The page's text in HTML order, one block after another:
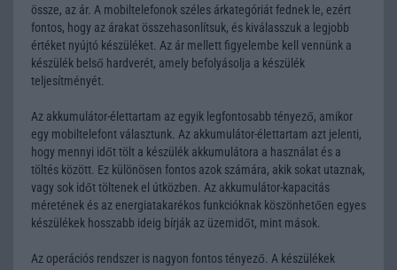
össze, az ár. A mobiltelefonok széles árkategóriát fednek le, ezért
fontos, hogy az árakat összehasonlítsuk, és kiválasszuk a legjobb
értéket nyújtó készüléket. Az ár mellett figyelembe kell vennünk a
készülék belső hardverét, amely befolyásolja a készülék
teljesítményét.
Az akkumulátor-élettartam az egyik legfontosabb tényező, amikor
egy mobiltelefont választunk. Az akkumulátor-élettartam azt jelenti,
hogy mennyi időt tölt a készülék akkumulátora a használat és a
töltés között. Ez különösen fontos azok számára, akik sokat utaznak,
vagy sok időt töltenek el útközben. Az akkumulátor-kapacitás
méretének és az energiatakarékos funkcióknak köszönhetően egyes
készülékek hosszabb ideig bírják az üzemidőt, mint mások.
Az operációs rendszer is nagyon fontos tényező. A készülékek